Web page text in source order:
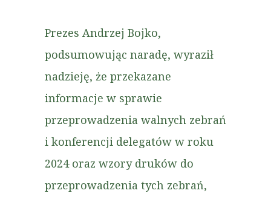
Prezes Andrzej Bojko,
podsumowując naradę, wyraził
nadzieję, że przekazane
informacje w sprawie
przeprowadzenia walnych zebrań
i konferencji delegatów w roku
2024 oraz wzory druków do
przeprowadzenia tych zebrań,